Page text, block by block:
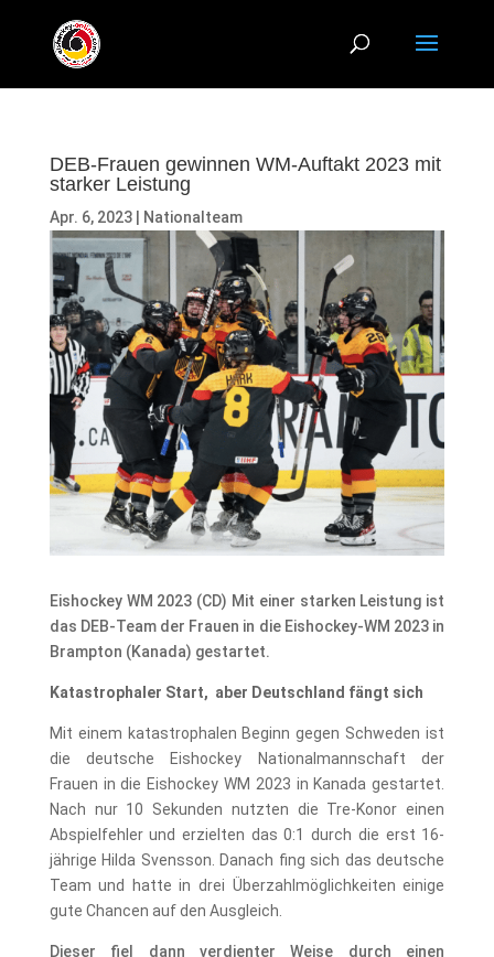
DEB-Frauen gewinnen WM-Auftakt 2023 mit
starker Leistung
Apr. 6, 2023| Nationalteam
Eishockey WM 2023 (CD) Mit einer starken Leistung ist
das DEB-Team der Frauen in die Eishockey-WM 2023 in
Brampton (Kanada) gestartet.
Katastrophaler Start, aber Deutschland fängt sich
Mit einem katastrophalen Beginn gegen Schweden ist
die deutsche Eishockey Nationalmannschaft der
Frauen in die Eishockey WM 2023 in Kanada gestartet.
Nach nur 10 Sekunden nutzten die Tre-Konor einen
Abspielfehler und erzielten das 0:1 durch die erst 16-
jährige Hilda Svensson. Danach fing sich das deutsche
Team und hatte in drei Überzahlmöglichkeiten einige
gute Chancen auf den Ausgleich.
Dieser fiel dann verdienter Weise durch einen